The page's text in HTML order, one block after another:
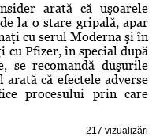
arată că uşoarele
la o stare gripală, apar
cu serul Moderna şi în
cu Pfizer, în special după
se recomandă duşurile
că efectele adverse
procesului prin care
217 vizualizări